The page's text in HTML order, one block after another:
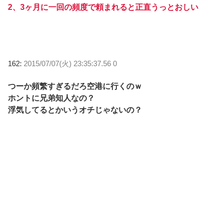
2、3ヶ月に一回の頻度で頼まれると正直うっとおしい
162: 2015/07/07(火) 23:35:37.56 0
つーか頻繁すぎるだろ空港に行くのｗ
ホントに兄弟知人なの？
浮気してるとかいうオチじゃないの？